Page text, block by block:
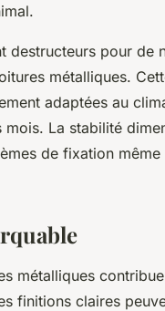
destructeurs pour de
métalliques.
adaptées au
La stabilité
de fixation
métalliques
finitions claires